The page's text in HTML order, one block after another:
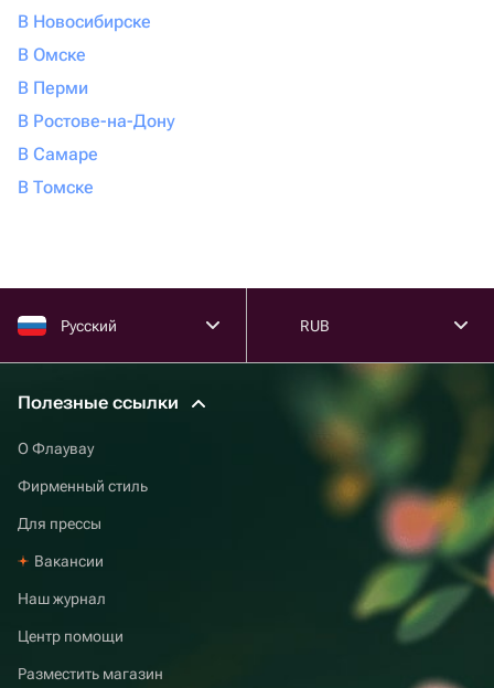
В Новосибирске
В Омске
В Перми
В Ростове-на-Дону
В Самаре
В Томске
Русский RUB
Полезные ссылки
О Флаувау
Фирменный стиль
Для прессы
Вакансии
Наш журнал
Центр помощи
Разместить магазин